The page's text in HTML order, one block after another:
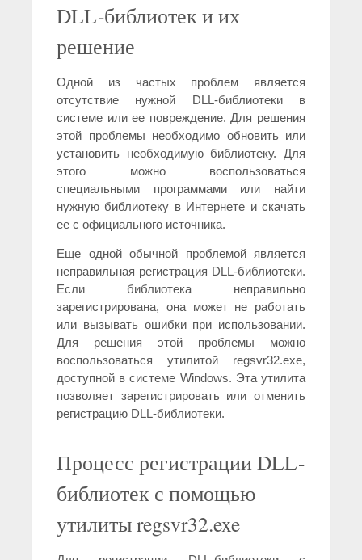
DLL-библиотек и их
решение
Одной из частых проблем является
отсутствие нужной DLL-библиотеки в
системе или ее повреждение. Для решения
этой проблемы необходимо обновить или
установить необходимую библиотеку. Для
этого можно воспользоваться
специальными программами или найти
нужную библиотеку в Интернете и скачать
ее с официального источника.
Еще одной обычной проблемой является
неправильная регистрация DLL-библиотеки.
Если библиотека неправильно
зарегистрирована, она может не работать
или вызывать ошибки при использовании.
Для решения этой проблемы можно
воспользоваться утилитой regsvr32.exe,
доступной в системе Windows. Эта утилита
позволяет зарегистрировать или отменить
регистрацию DLL-библиотеки.
Процесс регистрации DLL-
библиотек с помощью
утилиты regsvr32.exe